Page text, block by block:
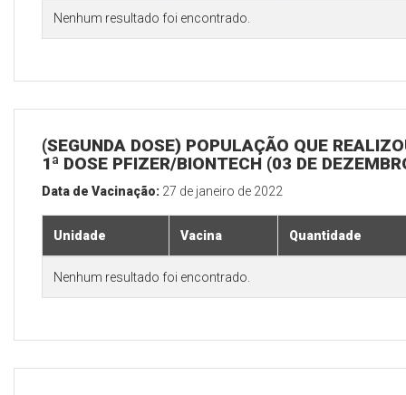
Nenhum resultado foi encontrado.
(SEGUNDA DOSE) POPULAÇÃO QUE
1ª DOSE PFIZER/BIONTECH (03 DE
Data de Vacinação: 27 de janeiro de 2022
Unidade Vacina Quantidade
Nenhum resultado foi encontrado.